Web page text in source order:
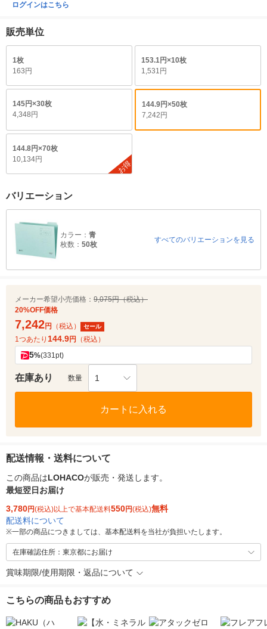
ログインはこちら
販売単位
1枚
163円
153.1円×10枚
1,531円
145円×30枚
4,348円
144.9円×50枚
7,242円
144.8円×70枚
10,134円
お得
バリエーション
カラー： 青
枚数： 50枚
すべてのバリエーションを見る
メーカー希望小売価格： 9,075円（税込）
20%OFF価格
7,242円 （税込） セール
1つあたり 144.9円 （税込）
5%(331pt)
在庫あり 数量 1
カートに入れる
配送情報・送料について
この商品はLOHACOが販売・発送します。
最短翌日お届け
3,780円(税込)以上で基本配送料550円(税込)無料
配送料について
※一部の商品につきましては、基本配送料を当社が負担いたします。
在庫確認住所：東京都にお届け
賞味期限/使用期限・返品について
こちらの商品もおすすめ